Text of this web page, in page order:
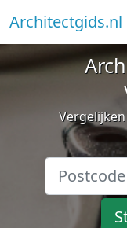
Architectgids.nl